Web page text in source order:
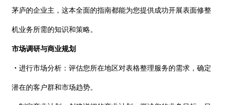
茅庐的企业主，这本全面的指南都能为您提供成功开展表面修整
机业务所需的知识和策略。
市场调研与商业规划
・ 进行市场分析：评估您所在地区对表格整理服务的需求，确定
潜在的客户群和市场趋势。